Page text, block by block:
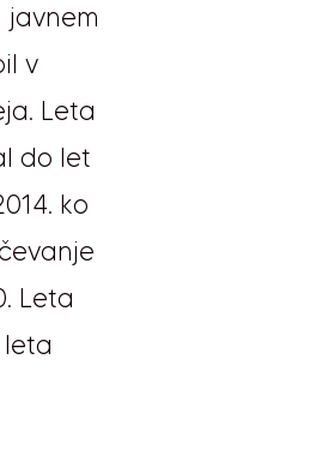
javnem
v
Leta
do let
ko
Leta
leta